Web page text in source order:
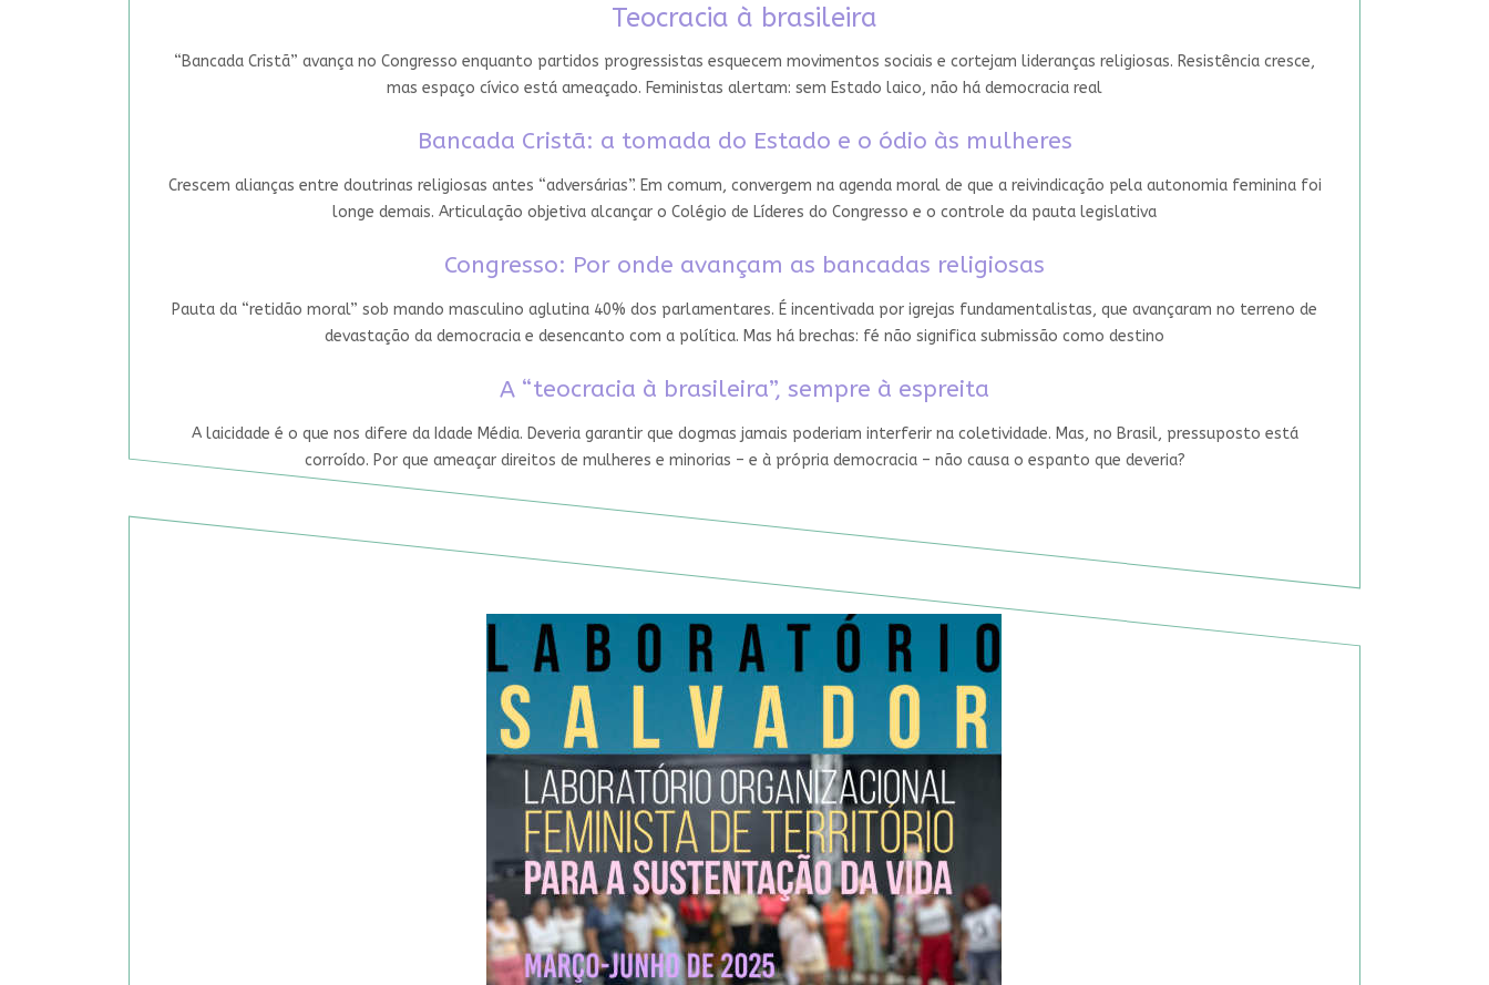
Teocracia à brasileira
“Bancada Cristã” avança no Congresso enquanto partidos progressistas esquecem movimentos sociais e cortejam lideranças religiosas. Resistência cresce,
mas espaço cívico está ameaçado. Feministas alertam: sem Estado laico, não há democracia real
Bancada Cristã: a tomada do Estado e o ódio às mulheres
Crescem alianças entre doutrinas religiosas antes “adversárias”. Em comum, convergem na agenda moral de que a reivindicação pela autonomia feminina foi
longe demais. Articulação objetiva alcançar o Colégio de Líderes do Congresso e o controle da pauta legislativa
Congresso: Por onde avançam as bancadas religiosas
Pauta da “retidão moral” sob mando masculino aglutina 40% dos parlamentares. É incentivada por igrejas fundamentalistas, que avançaram no terreno de
devastação da democracia e desencanto com a política. Mas há brechas: fé não significa submissão como destino
A “teocracia à brasileira”, sempre à espreita
A laicidade é o que nos difere da Idade Média. Deveria garantir que dogmas jamais poderiam interferir na coletividade. Mas, no Brasil, pressuposto está
corroído. Por que ameaçar direitos de mulheres e minorias – e à própria democracia – não causa o espanto que deveria?